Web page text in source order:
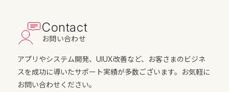
Contact
お問い合わせ
アプリやシステム開発、UIUX改善など、お客さまのビジネ
スを成功に導いたサポート実績が多数ございます。お気軽に
お問い合わせください。